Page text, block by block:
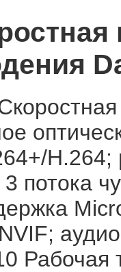
потока
Рабочая